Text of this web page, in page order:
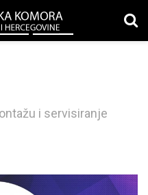
i servisiranje